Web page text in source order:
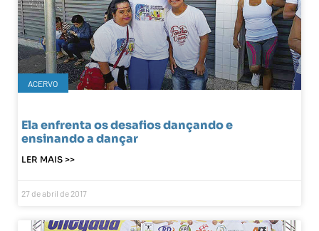
ACERVO
Ela enfrenta os desafios dançando e
ensinando a dançar
LER MAIS >>
27 de abril de 2017